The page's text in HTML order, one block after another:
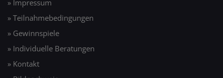
Copyright © Experten Beraten. Alle Rechte vorbehalten.
Für die Richtigkeit der Preis-und Produktdaten der Shoppartner
Die mit Sternchen "* (Partnerlink)" gekennzeichneten Links sind